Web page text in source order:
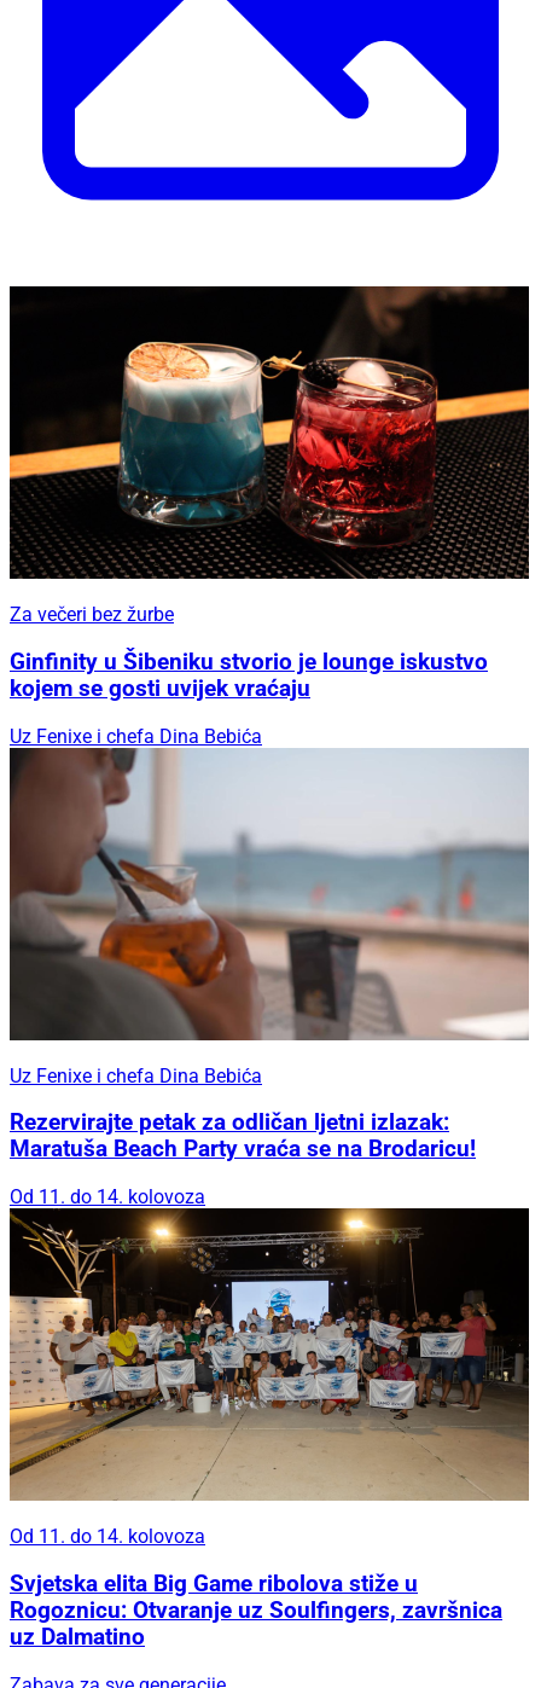
Za večeri bez žurbe
Ginfinity u Šibeniku stvorio je lounge iskustvo
kojem se gosti uvijek vraćaju
Uz Fenixe i chefa Dina Bebića
Uz Fenixe i chefa Dina Bebića
Rezervirajte petak za odličan ljetni izlazak:
Maratuša Beach Party vraća se na Brodaricu!
Od 11. do 14. kolovoza
Od 11. do 14. kolovoza
Svjetska elita Big Game ribolova stiže u
Rogoznicu: Otvaranje uz Soulfingers, završnica
uz Dalmatino